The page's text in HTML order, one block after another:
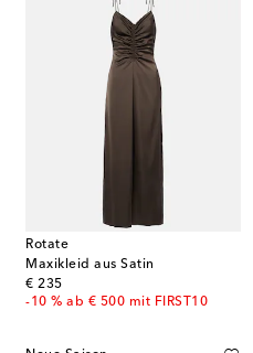
Rotate
Maxikleid aus Satin
€ 235
original price
-10 % ab € 500 mit FIRST10